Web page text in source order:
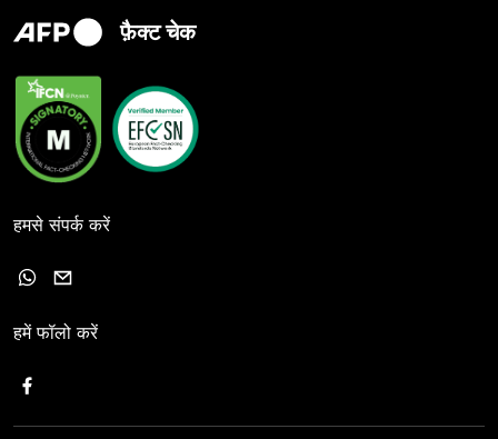
फ़ैक्ट चेक
हमसे संपर्क करें
हमें फॉलो करें